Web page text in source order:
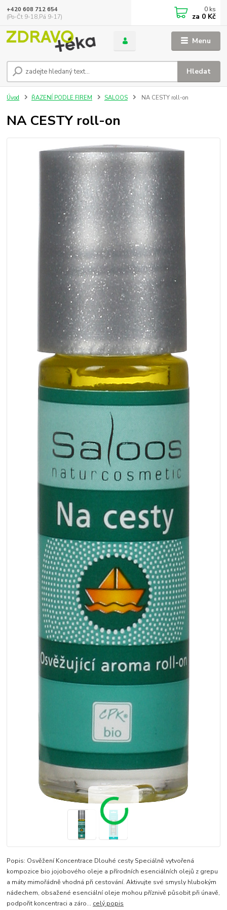
Menu
Hledat
+420 608 712 654
(Po-Čt 9-18,Pá 9-17)
0 ks
za 0 Kč
Úvod ŘAZENÍ PODLE FIREM SALOOS NA CESTY roll-on
NA CESTY roll-on
Popis: Osvěžení Koncentrace Dlouhé cesty Speciálně vytvořená
kompozice bio jojobového oleje a přírodních esenciálních olejů z grepu
a máty mimořádně vhodná při cestování. Aktivujte své smysly hlubokým
nádechem, obsažené esenciální oleje mohou příznivě působit při únavě,
podpořit koncentraci a záro... celý popis